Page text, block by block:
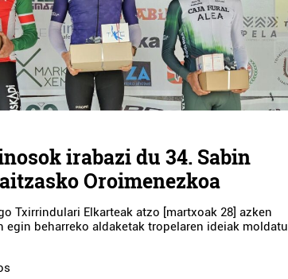
irabazi du 34. Sabin
Oroimenezkoa
Txirrindulari Elkarteak atzo [martxoak 28] azken
egin beharreko aldaketak tropelaren ideiak moldatu